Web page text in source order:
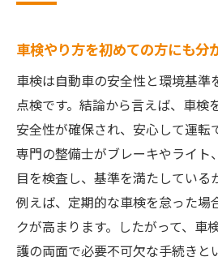
車検やり方を初めての方にも分
車検は自動車の安全性と環境基準
点検です。結論から言えば、車検
安全性が確保され、安心して運転
専門の整備士がブレーキやライト
目を検査し、基準を満たしている
例えば、定期的な車検を怠った場
クが高まります。したがって、車
護の両面で必要不可欠な手続きと